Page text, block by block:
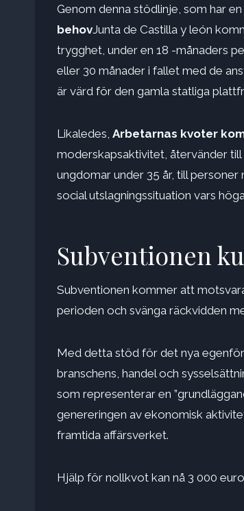
Genom denna stödlinje, som har
behovJunta de Castilla y león
trygghet, under en 18 -månaders
eller 30 månader i fallet med de
är värd för den gamla statliga
Likaledes, Arbetarnas kvoter
moderskapsaktivitet, återvänder
ungdomar under 35 år, till
social utslagningssituation vars
Subventionen
Subventionen kommer att
perioden och svänga räckvidden
Med detta stöd för det nya
branschens, handel och
som representerar en
genereringen av ekonomisk
framtida affärsverket.
Hjälp för nollkvot kan nå 3 000